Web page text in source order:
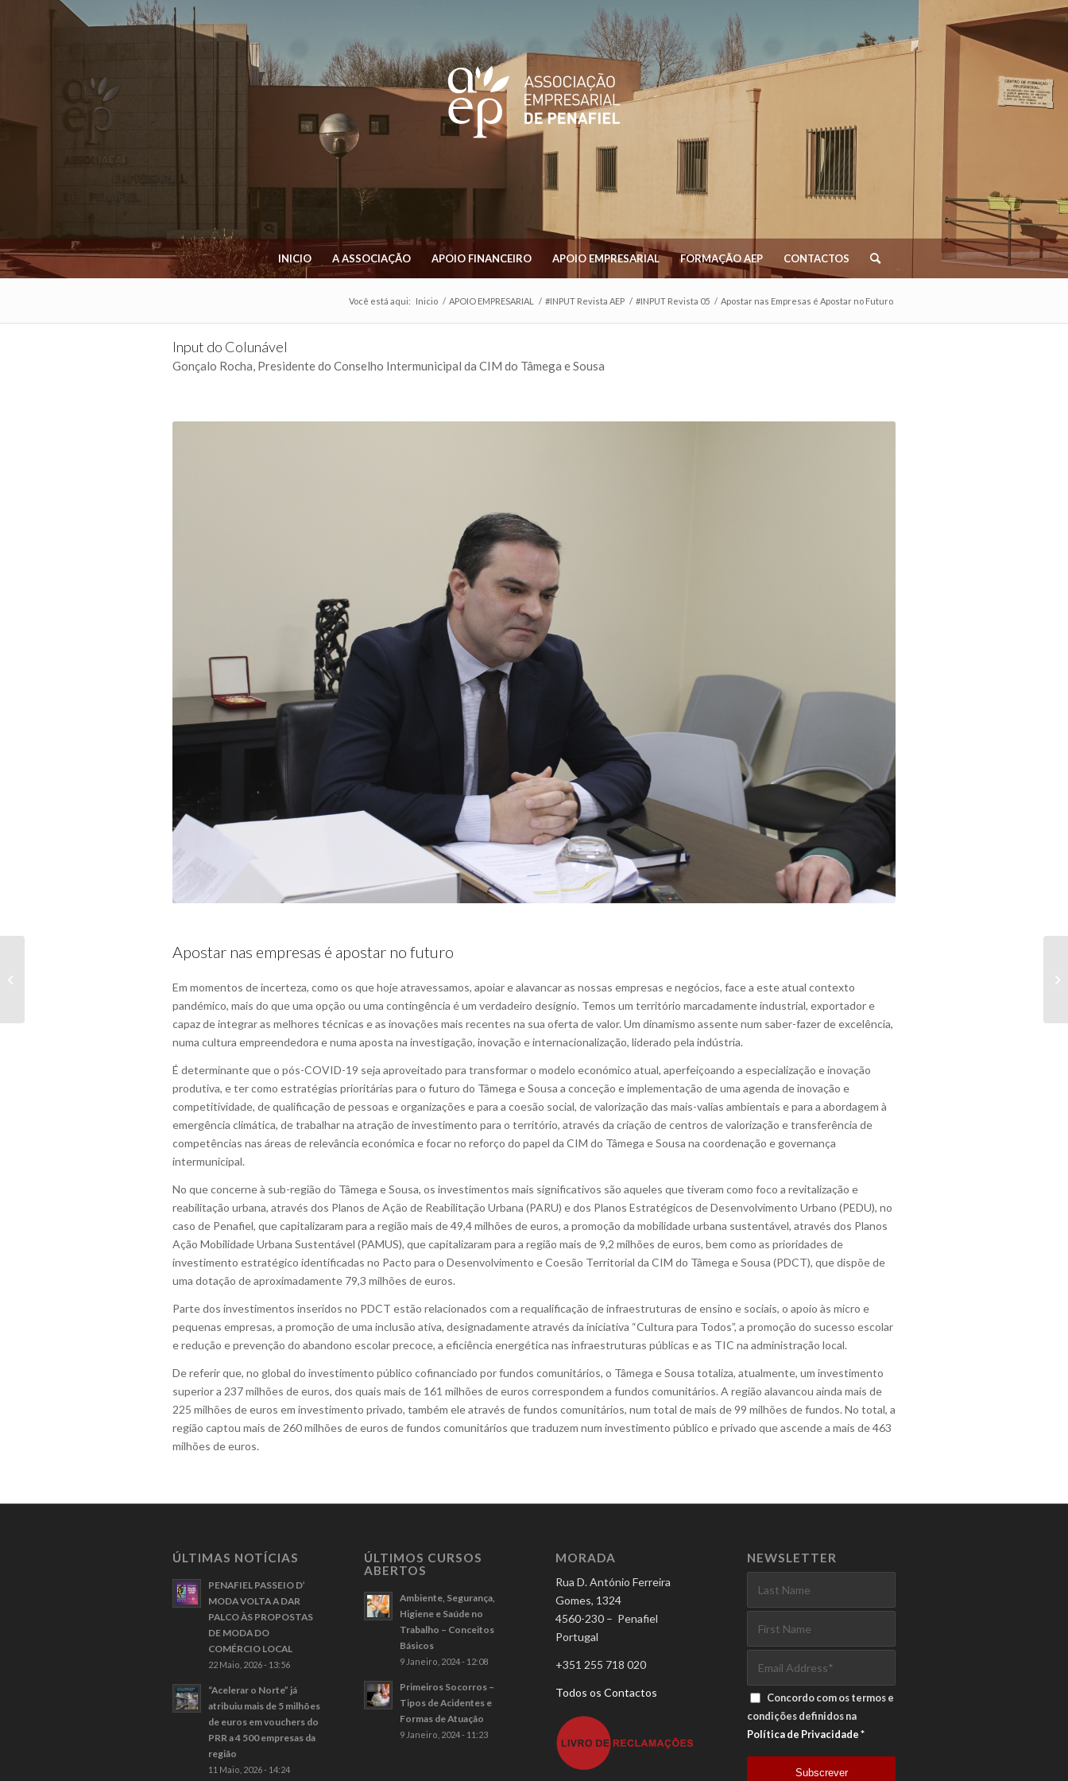
INICIO A ASSOCIAÇÃO APOIO FINANCEIRO APOIO EMPRESARIAL FORMAÇÃO AEP CONTACTOS
Você está aqui: Inicio / APOIO EMPRESARIAL / #INPUT Revista AEP / #INPUT Revista 05 / Apostar nas Empresas é Apostar no Futuro
Input do Colunável
Gonçalo Rocha, Presidente do Conselho Intermunicipal da CIM do Tâmega e Sousa
Apostar nas empresas é apostar no futuro
Em momentos de incerteza, como os que hoje atravessamos, apoiar e alavancar as nossas empresas e negócios, face a este atual contexto
pandémico, mais do que uma opção ou uma contingência é um verdadeiro desígnio. Temos um território marcadamente industrial, exportador e
capaz de integrar as melhores técnicas e as inovações mais recentes na sua oferta de valor. Um dinamismo assente num saber-fazer de excelência,
numa cultura empreendedora e numa aposta na investigação, inovação e internacionalização, liderado pela indústria.
É determinante que o pós-COVID-19 seja aproveitado para transformar o modelo económico atual, aperfeiçoando a especialização e inovação
produtiva, e ter como estratégias prioritárias para o futuro do Tâmega e Sousa a conceção e implementação de uma agenda de inovação e
competitividade, de qualificação de pessoas e organizações e para a coesão social, de valorização das mais-valias ambientais e para a abordagem à
emergência climática, de trabalhar na atração de investimento para o território, através da criação de centros de valorização e transferência de
competências nas áreas de relevância económica e focar no reforço do papel da CIM do Tâmega e Sousa na coordenação e governança
intermunicipal.
No que concerne à sub-região do Tâmega e Sousa, os investimentos mais significativos são aqueles que tiveram como foco a revitalização e
reabilitação urbana, através dos Planos de Ação de Reabilitação Urbana (PARU) e dos Planos Estratégicos de Desenvolvimento Urbano (PEDU), no
caso de Penafiel, que capitalizaram para a região mais de 49,4 milhões de euros, a promoção da mobilidade urbana sustentável, através dos Planos
Ação Mobilidade Urbana Sustentável (PAMUS), que capitalizaram para a região mais de 9,2 milhões de euros, bem como as prioridades de
investimento estratégico identificadas no Pacto para o Desenvolvimento e Coesão Territorial da CIM do Tâmega e Sousa (PDCT), que dispõe de
uma dotação de aproximadamente 79,3 milhões de euros.
Parte dos investimentos inseridos no PDCT estão relacionados com a requalificação de infraestruturas de ensino e sociais, o apoio às micro e
pequenas empresas, a promoção de uma inclusão ativa, designadamente através da iniciativa “Cultura para Todos”, a promoção do sucesso escolar
e redução e prevenção do abandono escolar precoce, a eficiência energética nas infraestruturas públicas e as TIC na administração local.
De referir que, no global do investimento público cofinanciado por fundos comunitários, o Tâmega e Sousa totaliza, atualmente, um investimento
superior a 237 milhões de euros, dos quais mais de 161 milhões de euros correspondem a fundos comunitários. A região alavancou ainda mais de
225 milhões de euros em investimento privado, também ele através de fundos comunitários, num total de mais de 99 milhões de fundos. No total, a
região captou mais de 260 milhões de euros de fundos comunitários que traduzem num investimento público e privado que ascende a mais de 463
milhões de euros.
ÚLTIMAS NOTÍCIAS
PENAFIEL PASSEIO D’
MODA VOLTA A DAR
PALCO ÀS PROPOSTAS
DE MODA DO
COMÉRCIO LOCAL
22 Maio, 2026 - 13:56
“Acelerar o Norte” já
atribuiu mais de 5 milhões
de euros em vouchers do
PRR a 4 500 empresas da
região
11 Maio, 2026 - 14:24
ÚLTIMOS CURSOS
ABERTOS
Ambiente, Segurança,
Higiene e Saúde no
Trabalho – Conceitos
Básicos
9 Janeiro, 2024 - 12:08
Primeiros Socorros –
Tipos de Acidentes e
Formas de Atuação
9 Janeiro, 2024 - 11:23
MORADA
Rua D. António Ferreira
Gomes, 1324
4560-230 – Penafiel
Portugal
+351 255 718 020
Todos os Contactos
NEWSLETTER
Concordo com os termos e
condições definidos na
Política de Privacidade *